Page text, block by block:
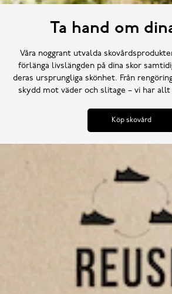
Ta hand om
Våra noggrant utvalda
förlänga livslängden på dina skor
deras ursprungliga skönhet. Från
skydd mot väder och slitage – vi har allt
Köp skovård